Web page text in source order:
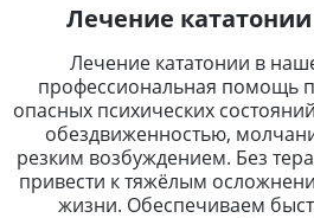
Лечение
Лечение кататонии в
профессиональная помощь
опасных психических
обездвиженностью,
резким возбуждением. Без
привести к тяжёлым
жизни. Обеспечиваем